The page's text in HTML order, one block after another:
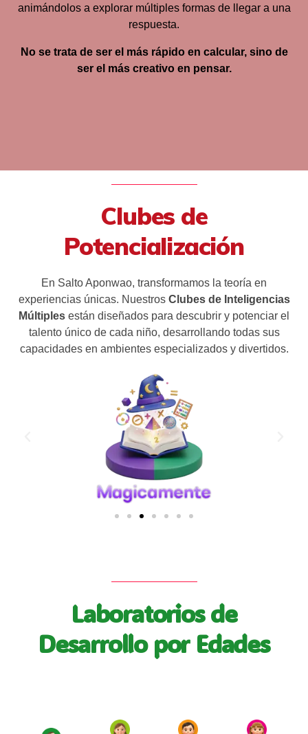
animándolos a explorar múltiples formas de llegar a una
respuesta.
No se trata de ser el más rápido en calcular, sino de
ser el más creativo en pensar.
Clubes de
Potencialización
En Salto Aponwao, transformamos la teoría en
experiencias únicas. Nuestros Clubes de Inteligencias
Múltiples están diseñados para descubrir y potenciar el
talento único de cada niño, desarrollando todas sus
capacidades en ambientes especializados y divertidos.
Laboratorios de
Desarrollo por Edades